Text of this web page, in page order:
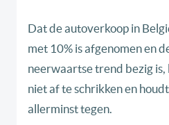
Dat de autoverkoop in
met 10% is afgenomen en
neerwaartse trend bezig is,
niet af te schrikken en
allerminst tegen.